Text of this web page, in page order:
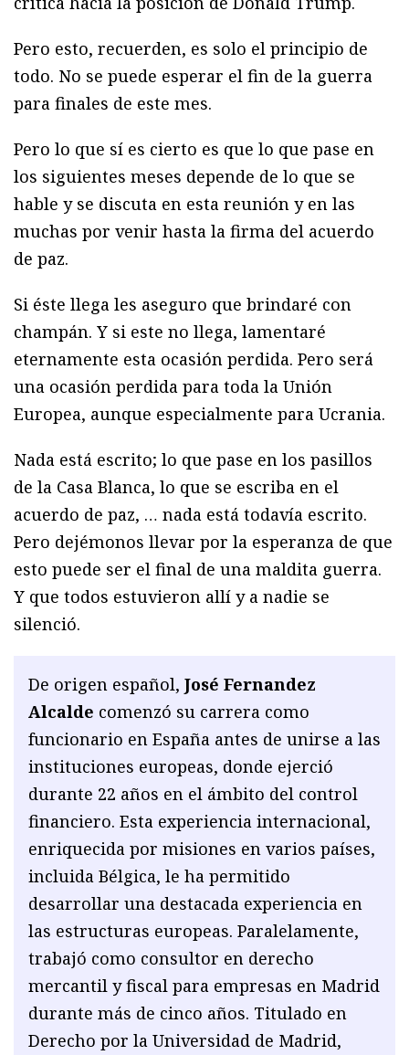
Pero esto, recuerden, es solo el principio de
todo. No se puede esperar el fin de la guerra
para finales de este mes.
Pero lo que sí es cierto es que lo que pase en
los siguientes meses depende de lo que se
hable y se discuta en esta reunión y en las
muchas por venir hasta la firma del acuerdo
de paz.
Si éste llega les aseguro que brindaré con
champán. Y si este no llega, lamentaré
eternamente esta ocasión perdida. Pero será
una ocasión perdida para toda la Unión
Europea, aunque especialmente para Ucrania.
Nada está escrito; lo que pase en los pasillos
de la Casa Blanca, lo que se escriba en el
acuerdo de paz, … nada está todavía escrito.
Pero dejémonos llevar por la esperanza de que
esto puede ser el final de una maldita guerra.
Y que todos estuvieron allí y a nadie se
silenció.
De origen español, José Fernandez
Alcalde comenzó su carrera como
funcionario en España antes de unirse a las
instituciones europeas, donde ejerció
durante 22 años en el ámbito del control
financiero. Esta experiencia internacional,
enriquecida por misiones en varios países,
incluida Bélgica, le ha permitido
desarrollar una destacada experiencia en
las estructuras europeas. Paralelamente,
trabajó como consultor en derecho
mercantil y fiscal para empresas en Madrid
durante más de cinco años. Titulado en
Derecho por la Universidad de Madrid,